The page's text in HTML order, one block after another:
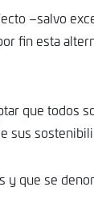
–salvo
fin esta
que todos
sus
que se